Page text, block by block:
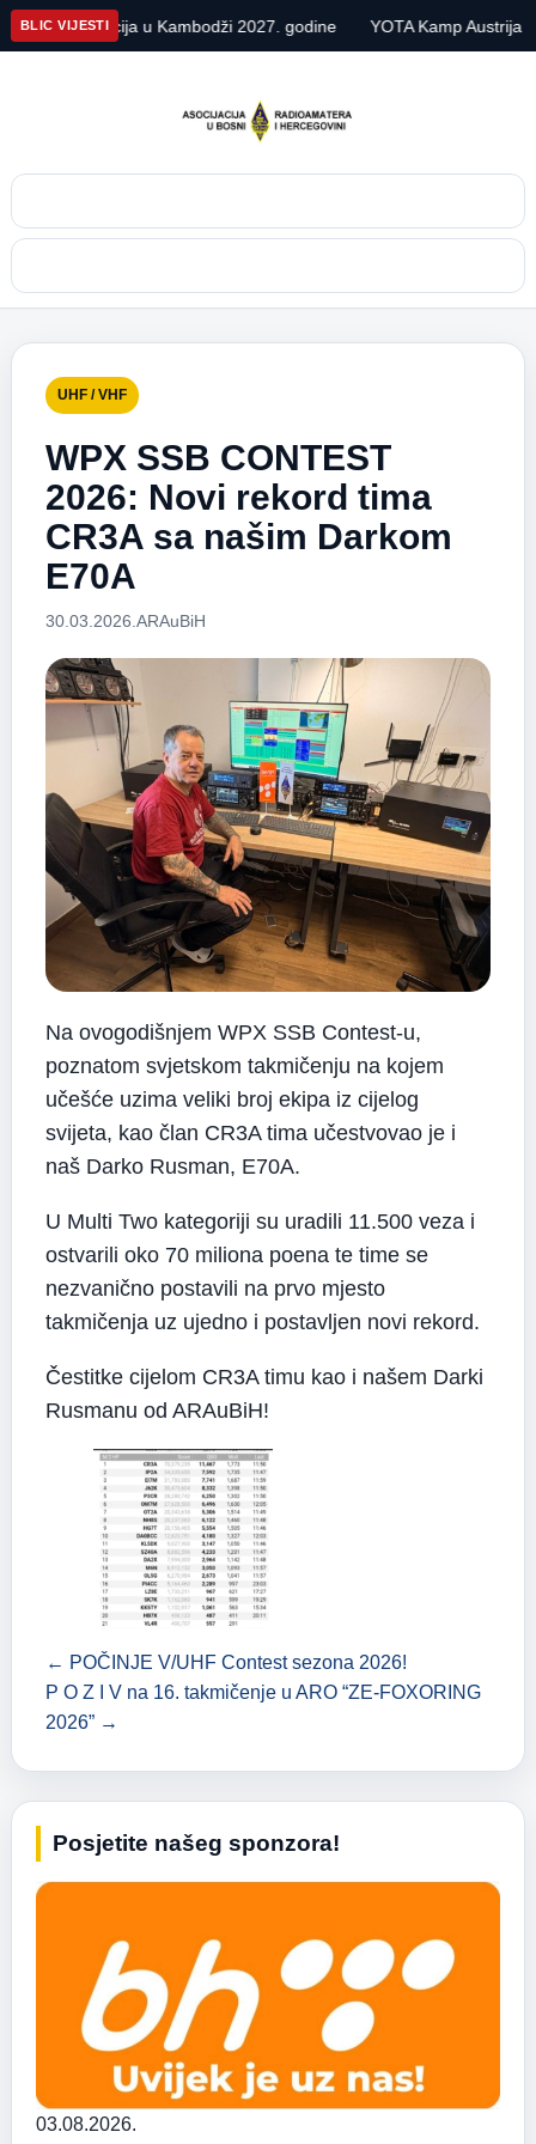
BLIC VIJESTI
ekspedicija u Kambodži 2027. godine YOTA Kamp Austrija 2026
UHF / VHF
WPX SSB CONTEST
2026: Novi rekord tima
CR3A sa našim Darkom
E70A
30.03.2026. ARAuBiH
Na ovogodišnjem WPX SSB Contest-u,
poznatom svjetskom takmičenju na kojem
učešće uzima veliki broj ekipa iz cijelog
svijeta, kao član CR3A tima učestvovao je i
naš Darko Rusman, E70A.
U Multi Two kategoriji su uradili 11.500 veza i
ostvarili oko 70 miliona poena te time se
nezvanično postavili na prvo mjesto
takmičenja uz ujedno i postavljen novi rekord.
Čestitke cijelom CR3A timu kao i našem Darki
Rusmanu od ARAuBiH!
← POČINJE V/UHF Contest sezona 2026!
P O Z I V na 16. takmičenje u ARO “ZE-FOXORING
2026” →
Posjetite našeg sponzora!
03.08.2026.